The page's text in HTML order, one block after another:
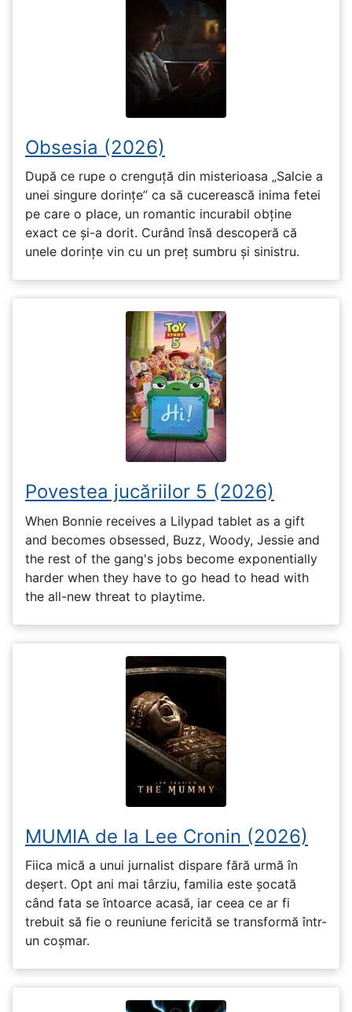
Obsesia (2026)
După ce rupe o crenguță din misterioasa „Salcie a
unei singure dorințe” ca să cucerească inima fetei
pe care o place, un romantic incurabil obține
exact ce și-a dorit. Curând însă descoperă că
unele dorințe vin cu un preț sumbru și sinistru.
Povestea jucăriilor 5 (2026)
When Bonnie receives a Lilypad tablet as a gift
and becomes obsessed, Buzz, Woody, Jessie and
the rest of the gang's jobs become exponentially
harder when they have to go head to head with
the all-new threat to playtime.
MUMIA de la Lee Cronin (2026)
Fiica mică a unui jurnalist dispare fără urmă în
deșert. Opt ani mai târziu, familia este șocată
când fata se întoarce acasă, iar ceea ce ar fi
trebuit să fie o reuniune fericită se transformă într-
un coșmar.